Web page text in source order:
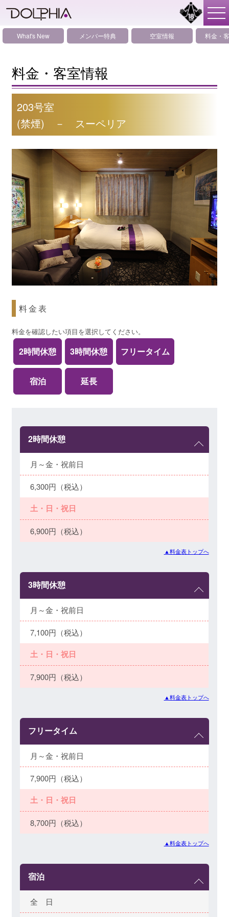
What's New メンバー特典 空室情報 料金・
料金・客室情報
203号室
(禁煙) － スーペリア
料金表
料金を確認したい項目を選択してください。
2時間休憩 3時間休憩 フリータイム
宿泊 延長
2時間休憩
月～金・祝前日
6,300円（税込）
土・日・祝日
6,900円（税込）
▲料金表トップへ
3時間休憩
月～金・祝前日
7,100円（税込）
土・日・祝日
7,900円（税込）
▲料金表トップへ
フリータイム
月～金・祝前日
7,900円（税込）
土・日・祝日
8,700円（税込）
▲料金表トップへ
宿泊
全 日